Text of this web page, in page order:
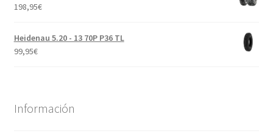
198,95€
Heidenau 5.20 - 13 70P P36 TL
99,95€
Información